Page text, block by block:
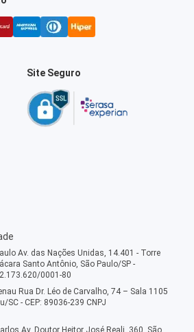
Site Seguro
Av. das Nações Unidas, 14.401 - Torre
Santo Antônio, São Paulo/SP -
0001-80
Rua Dr. Léo de Carvalho, 74 – Sala 1105
SC - CEP: 89036-239 CNPJ
Av. Doutor Heitor José Reali, 360, São